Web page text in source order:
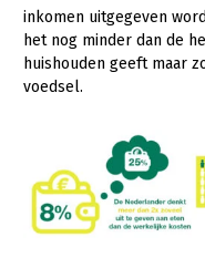
Biologische
Kalverhouderij
Konijnenhouderij
Melkveehouderij
Plant
Biologische
Bollenteelt
Bomen, vaste
Multifunctioneel
Vrouw en Bedrijf
Onderwerpen
Nieuws
inkomen uitgegeven
het nog minder dan de
huishouden geeft maar
voedsel.